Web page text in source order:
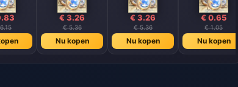
€ 3.26
€ 5.36
Nu kopen
€ 3.26
€ 5.36
Nu kopen
€ 0.65
€ 1.05
Nu kopen